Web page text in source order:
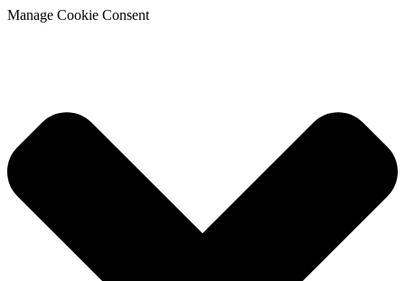
Manage Cookie Consent